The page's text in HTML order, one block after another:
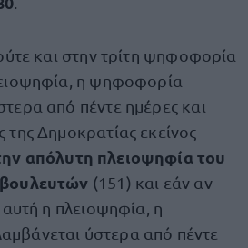
και στην τρίτη ψηφοφορία
η ψηφοφορία
από πέντε ημέρες και
Δημοκρατίας εκείνος
απόλυτη πλειοψηφία του
(151) και εάν αν
αυτή η πλειοψηφία, η
ύστερα από πέντε